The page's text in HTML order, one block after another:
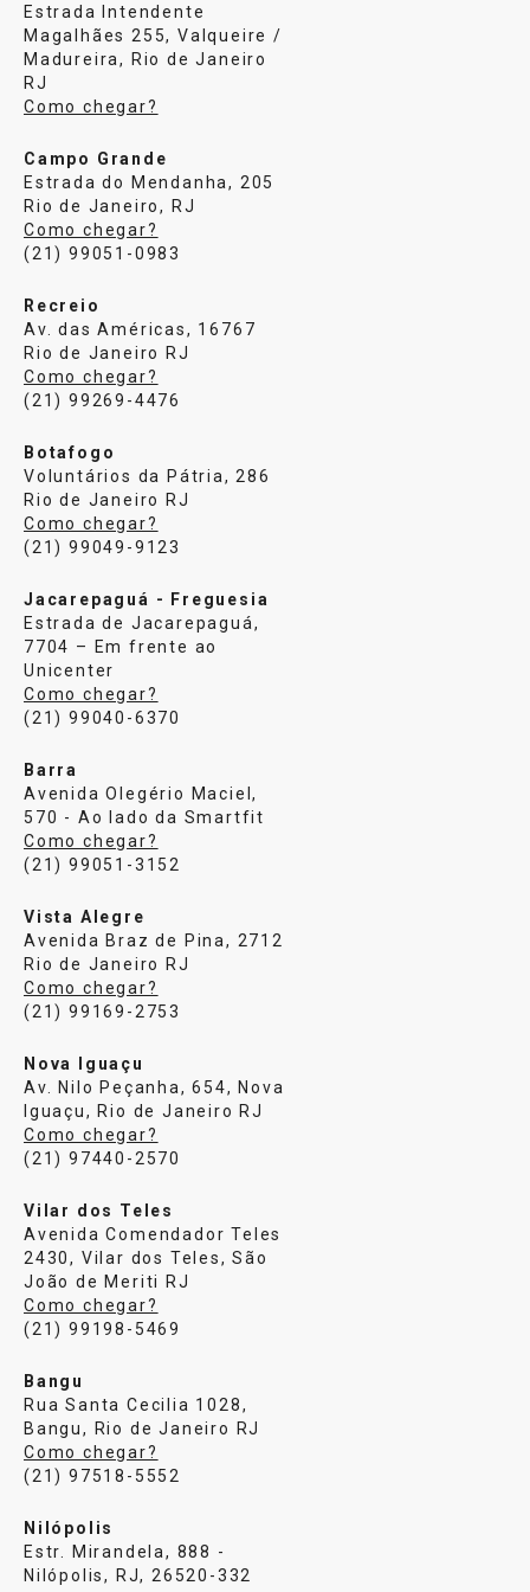
Estrada Intendente
Magalhães 255, Valqueire /
Madureira, Rio de Janeiro
RJ
Como chegar?
Campo Grande
Estrada do Mendanha, 205
Rio de Janeiro, RJ
Como chegar?
(21) 99051-0983
Recreio
Av. das Américas, 16767
Rio de Janeiro RJ
Como chegar?
(21) 99269-4476
Botafogo
Voluntários da Pátria, 286
Rio de Janeiro RJ
Como chegar?
(21) 99049-9123
Jacarepaguá - Freguesia
Estrada de Jacarepaguá,
7704 – Em frente ao
Unicenter
Como chegar?
(21) 99040-6370
Barra
Avenida Olegério Maciel,
570 - Ao lado da Smartfit
Como chegar?
(21) 99051-3152
Vista Alegre
Avenida Braz de Pina, 2712
Rio de Janeiro RJ
Como chegar?
(21) 99169-2753
Nova Iguaçu
Av. Nilo Peçanha, 654, Nova
Iguaçu, Rio de Janeiro RJ
Como chegar?
(21) 97440-2570
Vilar dos Teles
Avenida Comendador Teles
2430, Vilar dos Teles, São
João de Meriti RJ
Como chegar?
(21) 99198-5469
Bangu
Rua Santa Cecilia 1028,
Bangu, Rio de Janeiro RJ
Como chegar?
(21) 97518-5552
Nilópolis
Estr. Mirandela, 888 -
Nilópolis, RJ, 26520-332